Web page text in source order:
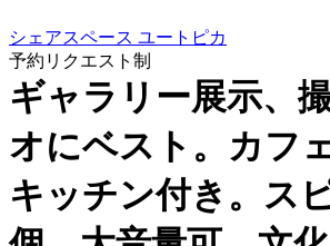
シェアスペース ユートピカ
予約リクエスト制
ギャラリー展示、
オにベスト。カフ
キッチン付き。ス